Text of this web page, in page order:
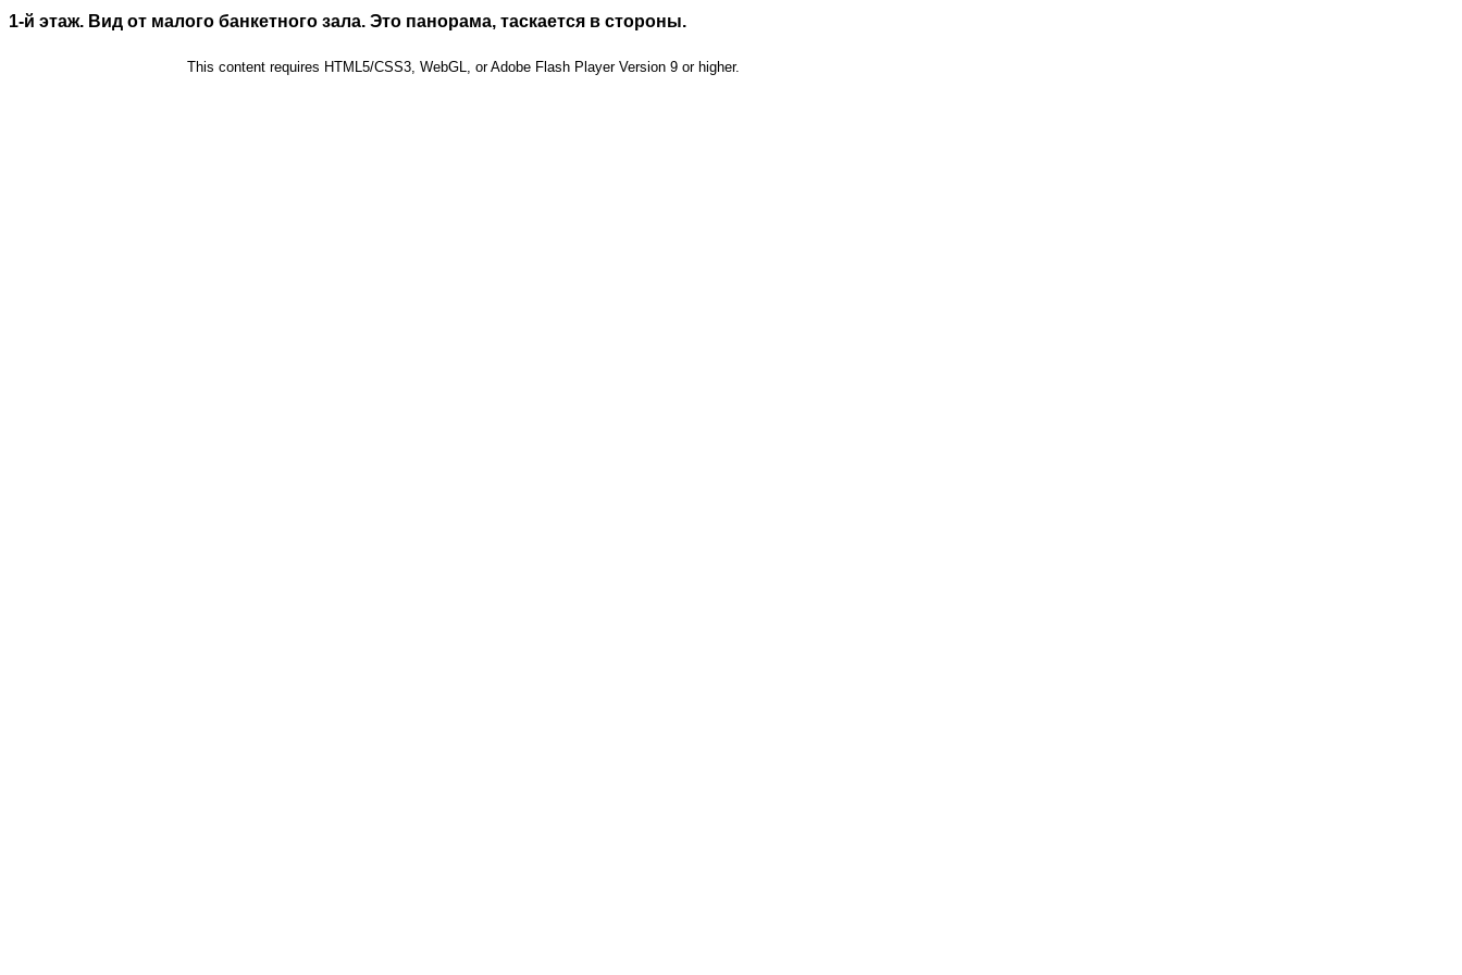
1-й этаж. Вид от малого банкетного зала. Это панорама, таскается в стороны.
This content requires HTML5/CSS3, WebGL, or Adobe Flash Player Version 9 or higher.